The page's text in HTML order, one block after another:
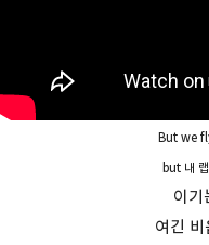
But we
but 내
이기
여긴